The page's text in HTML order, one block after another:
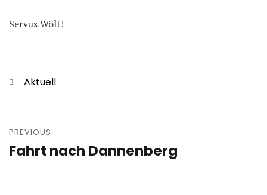
Servus Wölt!
Categories
Aktuell
navigation
PREVIOUS
Previous
Fahrt nach Dannenberg